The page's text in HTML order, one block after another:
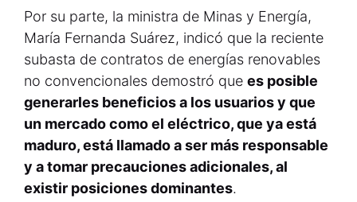
Por su parte, la ministra de Minas y Energía,
María Fernanda Suárez, indicó que la reciente
subasta de contratos de energías renovables
no convencionales demostró que es posible
generarles beneficios a los usuarios y que
un mercado como el eléctrico, que ya está
maduro, está llamado a ser más responsable
y a tomar precauciones adicionales, al
existir posiciones dominantes.